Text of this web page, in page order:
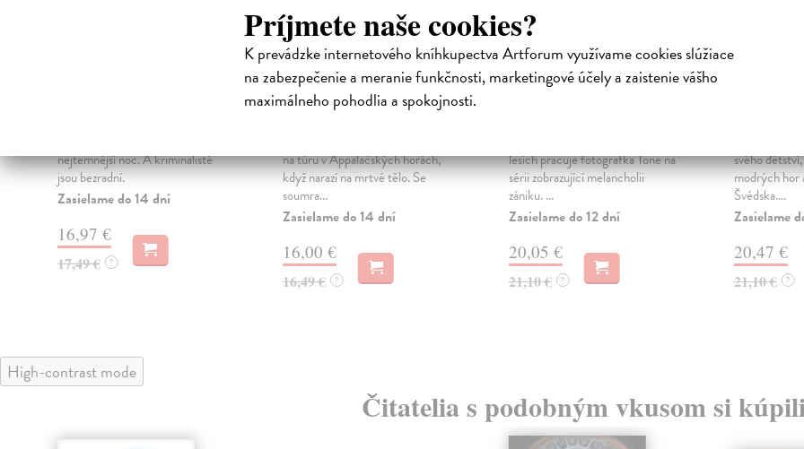
Príjmete naše cookies?
K prevádzke internetového kníhkupectva Artforum využívame cookies slúžiace
na zabezpečenie a meranie funkčnosti, marketingové účely a zaistenie vášho
maximálneho pohodlia a spokojnosti.
nejtemnější noc. A kriminalisté
jsou bezradní.
Zasielame do 14 dní
16,97 €
17,49 € ?
Květinové hroby
na túru v Appalačských horách,
když narazí na mrtvé tělo. Se
soumra...
Zasielame do 14 dní
16,00 €
16,49 € ?
lesích pracuje fotografka Tone na
sérii zobrazující melancholii
zániku. ...
Zasielame do 12 dní
20,05 €
21,10 € ?
svého
modrých hor
Švédska....
Zasielame
20,47 €
21,10 € ?
High-contrast mode
Čitatelia s podobným vkusom si